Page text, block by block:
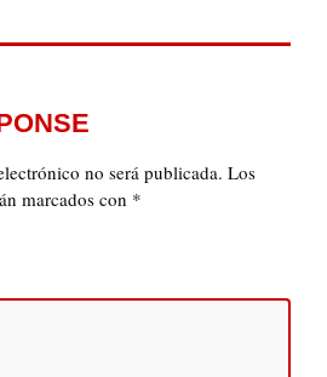
no será publicada. Los
marcados con *